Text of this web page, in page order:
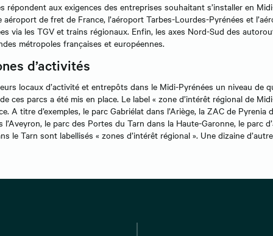
aux exigences des entreprises souhaitant s’installer en
de fret de France, l’aéroport Tarbes-Lourdes-Pyrénées et
via les TGV et trains régionaux. Enfin, les axes Nord-Sud des
métropoles françaises et européennes.
d’activités
locaux d’activité et entrepôts dans le Midi-Pyrénées un niveau de
ces parcs a été mis en place. Le label « zone d’intérêt régional de
A titre d’exemples, le parc Gabriélat dans l’Ariège, la ZAC de
le parc des Portes du Tarn dans la Haute-Garonne, le parc
le Tarn sont labellisés « zones d’intérêt régional ». Une dizaine